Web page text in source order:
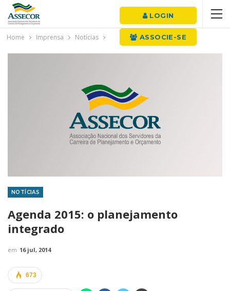
LOGIN
ASSOCIE-SE
Home Imprensa Notícias
NOTÍCIAS
Agenda 2015: o planejamento
integrado
em 16 jul, 2014
673